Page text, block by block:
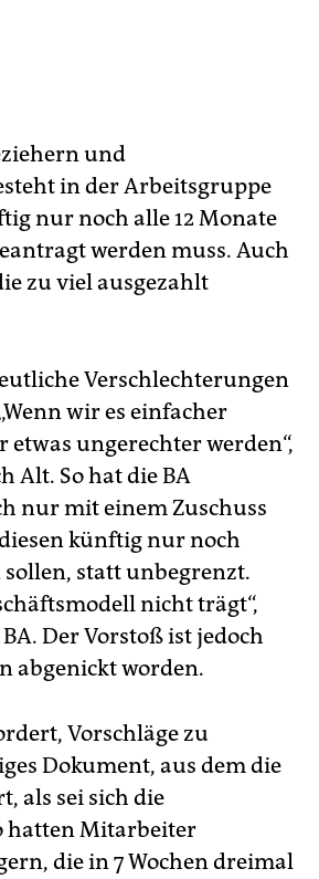
und
in der Arbeitsgruppe
nur noch alle 12 Monate
werden muss. Auch
zu viel ausgezahlt
Verschlechterungen
wir es einfacher
ungerechter werden“,
Alt. So hat die BA
nur mit einem Zuschuss
künftig nur noch
statt unbegrenzt.
nicht trägt“,
Der Vorstoß ist jedoch
abgenickt worden.
Vorschläge zu
Dokument, aus dem die
als sei sich die
hatten Mitarbeiter
die in 7 Wochen dreimal